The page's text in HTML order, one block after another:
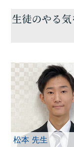
おります。
生徒のやる
松本 先生